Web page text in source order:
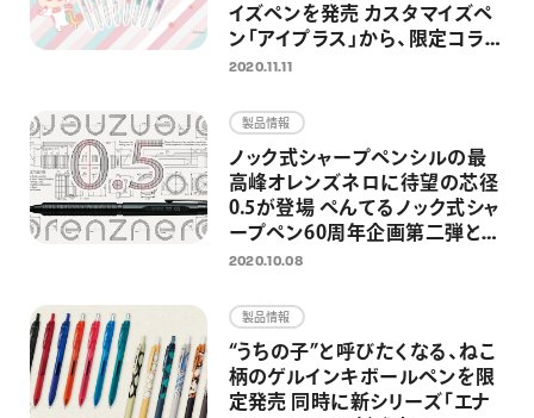
イズペンを発売 カスタマイズペ
ン「アイプラス」から、限定コラ
ボレーションデザイン登場
2020.11.11
製品情報
ノック式シャープペンシルの最
高峰オレンズネロに待望の芯径
0.5が登場 ぺんてるノック式シャ
ープペン60周年企画第二弾とし
て
2020.10.08
製品情報
“うちの子”と呼びたくなる、ねこ
柄のゲルインキボールペンを限
定発売 同時に新シリーズ「エナ